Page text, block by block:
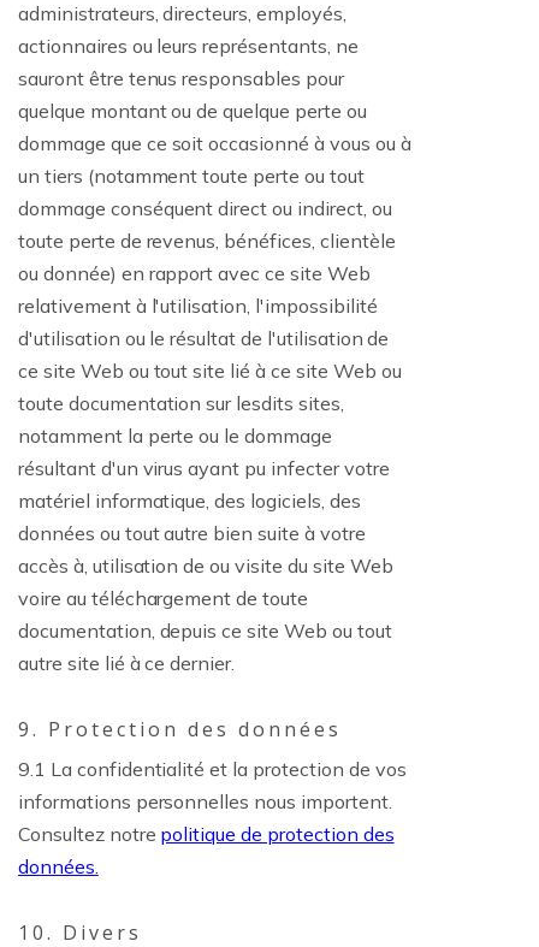
administrateurs, directeurs, employés,
actionnaires ou leurs représentants, ne
sauront être tenus responsables pour
quelque montant ou de quelque perte ou
dommage que ce soit occasionné à vous ou à
un tiers (notamment toute perte ou tout
dommage conséquent direct ou indirect, ou
toute perte de revenus, bénéfices, clientèle
ou donnée) en rapport avec ce site Web
relativement à l'utilisation, l'impossibilité
d'utilisation ou le résultat de l'utilisation de
ce site Web ou tout site lié à ce site Web ou
toute documentation sur lesdits sites,
notamment la perte ou le dommage
résultant d'un virus ayant pu infecter votre
matériel informatique, des logiciels, des
données ou tout autre bien suite à votre
accès à, utilisation de ou visite du site Web
voire au téléchargement de toute
documentation, depuis ce site Web ou tout
autre site lié à ce dernier.
9. Protection des données
9.1 La confidentialité et la protection de vos
informations personnelles nous importent.
Consultez notre politique de protection des
données.
10. Divers